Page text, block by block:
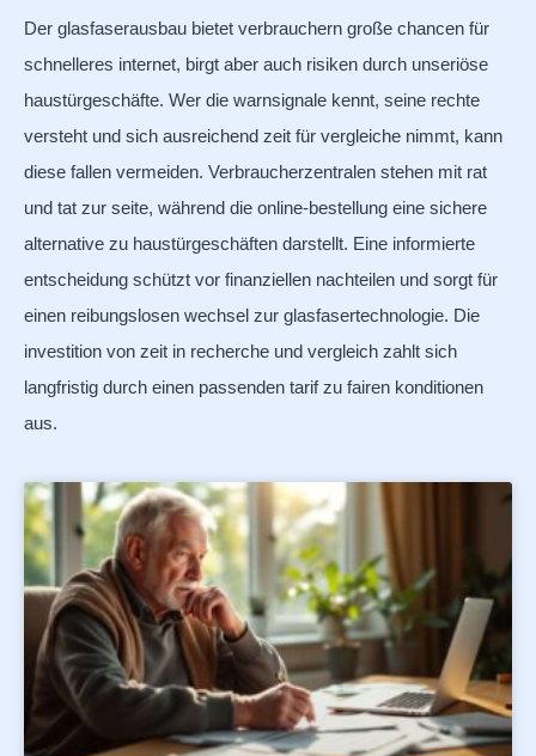
Der glasfaserausbau bietet verbrauchern große chancen für
schnelleres internet, birgt aber auch risiken durch unseriöse
haustürgeschäfte. Wer die warnsignale kennt, seine rechte
versteht und sich ausreichend zeit für vergleiche nimmt, kann
diese fallen vermeiden. Verbraucherzentralen stehen mit rat
und tat zur seite, während die online-bestellung eine sichere
alternative zu haustürgeschäften darstellt. Eine informierte
entscheidung schützt vor finanziellen nachteilen und sorgt für
einen reibungslosen wechsel zur glasfasertechnologie. Die
investition von zeit in recherche und vergleich zahlt sich
langfristig durch einen passenden tarif zu fairen konditionen
aus.